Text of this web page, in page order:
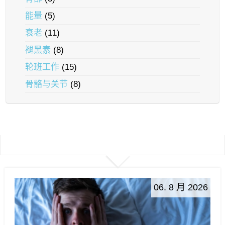
能量 (5)
衰老 (11)
褪黑素 (8)
轮班工作 (15)
骨骼与关节 (8)
06. 8 月 2026